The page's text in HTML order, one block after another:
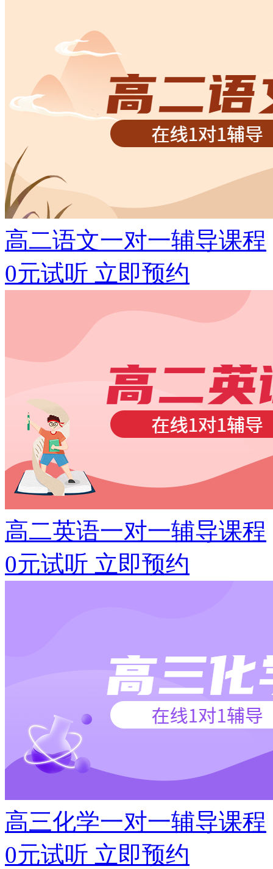
高二语文一对一辅导课程
0元试听 立即预约
高二英语一对一辅导课程
0元试听 立即预约
高三化学一对一辅导课程
0元试听 立即预约